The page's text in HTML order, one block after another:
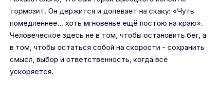
тормозит. Он держится и допевает на скаку: «Чуть
помедленнее… хоть мгновенье ещё постою на краю».
Человеческое здесь не в том, чтобы остановить бег, а
в том, чтобы остаться собой на скорости - сохранить
смысл, выбор и ответственность, когда всё
ускоряется.